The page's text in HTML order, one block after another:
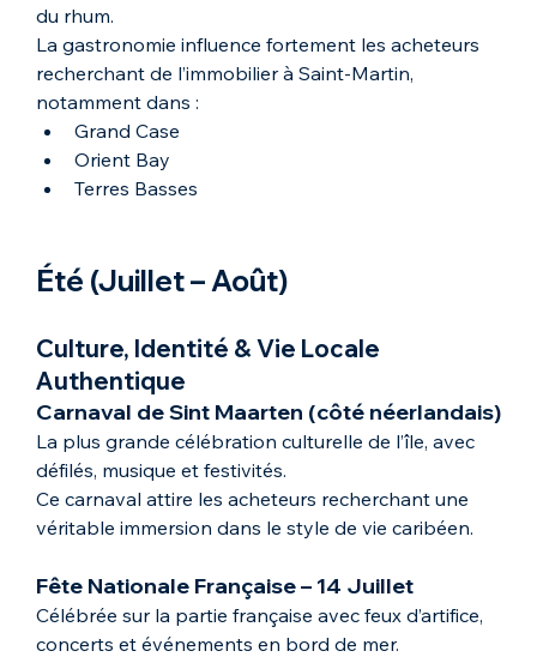
du rhum.
La gastronomie influence fortement les acheteurs
recherchant de l’immobilier à Saint-Martin,
notamment dans :
Grand Case
Orient Bay
Terres Basses
Été (Juillet – Août)
Culture, Identité & Vie Locale
Authentique
Carnaval de Sint Maarten (côté néerlandais)
La plus grande célébration culturelle de l’île, avec
défilés, musique et festivités.
Ce carnaval attire les acheteurs recherchant une
véritable immersion dans le style de vie caribéen.
Fête Nationale Française – 14 Juillet
Célébrée sur la partie française avec feux d’artifice,
concerts et événements en bord de mer.